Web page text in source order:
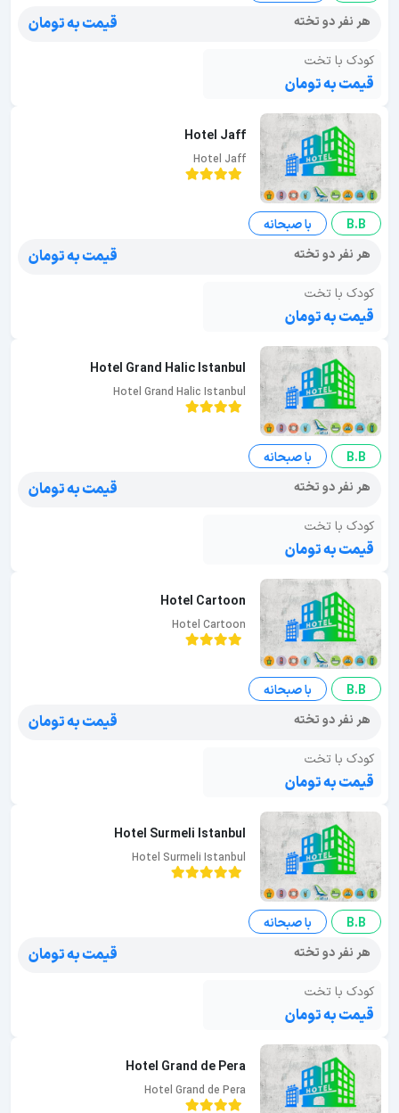
هر نفر دو تخته
قیمت به تومان
کودک با تخت
قیمت به تومان
Hotel Jaff
Hotel Jaff
B.B
با صبحانه
هر نفر دو تخته
قیمت به تومان
کودک با تخت
قیمت به تومان
Hotel Grand Halic Istanbul
Hotel Grand Halic Istanbul
B.B
با صبحانه
هر نفر دو تخته
قیمت به تومان
کودک با تخت
قیمت به تومان
Hotel Cartoon
Hotel Cartoon
B.B
با صبحانه
هر نفر دو تخته
قیمت به تومان
کودک با تخت
قیمت به تومان
Hotel Surmeli Istanbul
Hotel Surmeli Istanbul
B.B
با صبحانه
هر نفر دو تخته
قیمت به تومان
کودک با تخت
قیمت به تومان
Hotel Grand de Pera
Hotel Grand de Pera